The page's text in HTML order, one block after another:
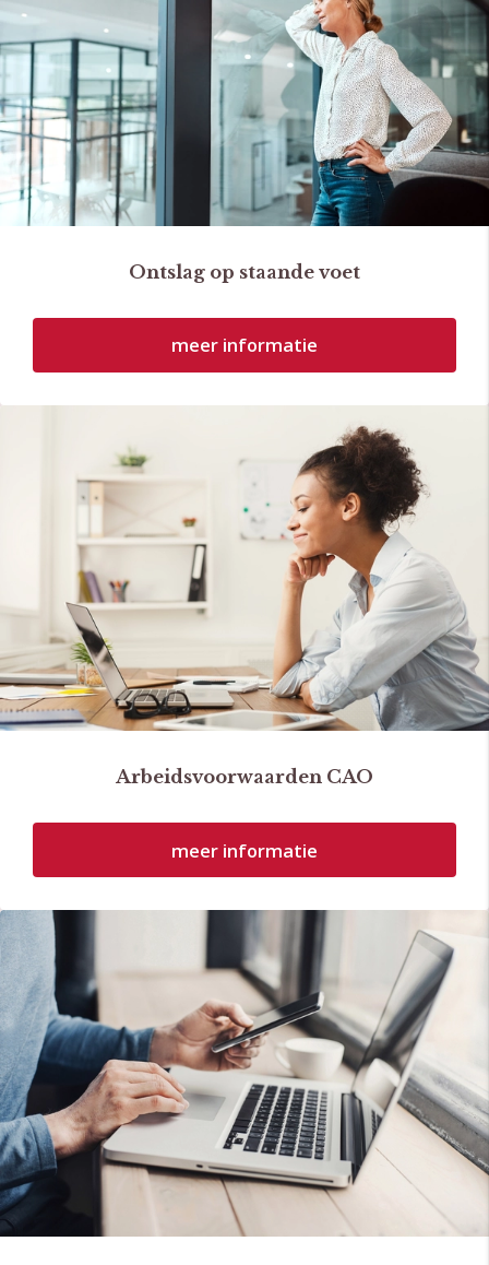
Ontslag op staande voet
meer informatie
Arbeidsvoorwaarden CAO
meer informatie